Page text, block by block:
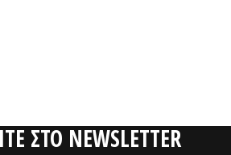
ΣΤΟ NEWSLETTER